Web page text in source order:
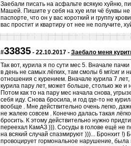
Заебали писать на асфальте всякую хуйню,
Машей. Пишите у себя на хуе или чё буквы не
паспорте, что он у вас короткий и группу
вас простит и квартиру от нее не получите,
#33835- 22.10.2017 - Заебало меня
Так вот, курила я по сути мес 5. Вначале
в день не самых лёгких, там смолы 6 мг/сиг и
отношения с курением. Вначале курила 7
курила пару лет, может больше, столько же и
Потом как то на пару мес начала снова,
себя иду. Снова бросила, и год где-то не
вообще . Мне действительно очень легко,
не жалею совсем . Конечно далась такая
бросить. К этому действительно нужно
переехал КамАЗ ))). Сосуды в голове ещё не
на всякий случай спазмируют )))... Бронхит
провоцирует гормональное нарушение, была